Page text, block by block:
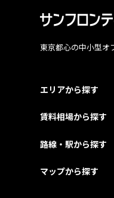
東京都心の中小型オ
エリアから探す
賃料相場から探す
路線・駅から探す
マップから探す